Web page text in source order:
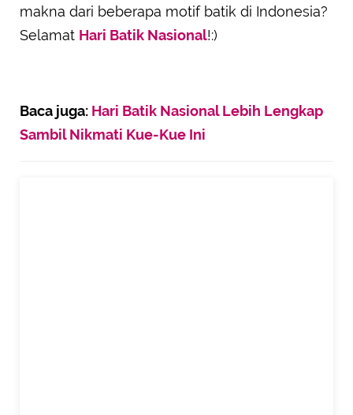
makna dari beberapa motif batik di Indonesia?
Selamat Hari Batik Nasional!:)
Baca juga: Hari Batik Nasional Lebih Lengkap
Sambil Nikmati Kue-Kue Ini